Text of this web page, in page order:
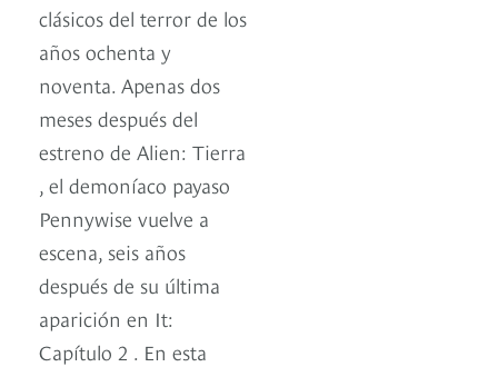
clásicos del terror de los
años ochenta y
noventa. Apenas dos
meses después del
estreno de Alien: Tierra
, el demoníaco payaso
Pennywise vuelve a
escena, seis años
después de su última
aparición en It:
Capítulo 2 . En esta